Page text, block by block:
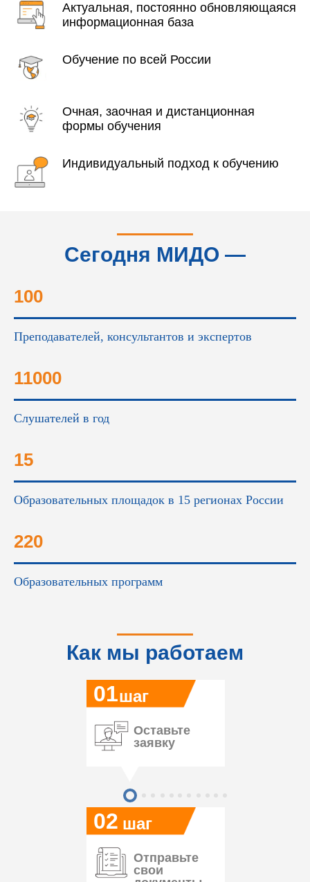
Актуальная, постоянно обновляющаяся
информационная база
Обучение по всей России
Очная, заочная и дистанционная
формы обучения
Индивидуальный подход к обучению
Сегодня МИДО —
100
Преподавателей, консультантов и экспертов
11000
Слушателей в год
15
Образовательных площадок в 15 регионах России
220
Образовательных программ
Как мы работаем
02
01
Оставьте
заявку
шаг
шаг
Отправьте
свои